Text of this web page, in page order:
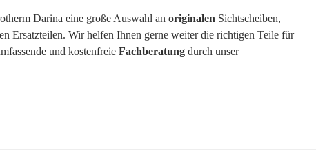
Darina eine große Auswahl an originalen Sichtscheiben,
Ersatzteilen. Wir helfen Ihnen gerne weiter die richtigen Teile für
und kostenfreie Fachberatung durch unser